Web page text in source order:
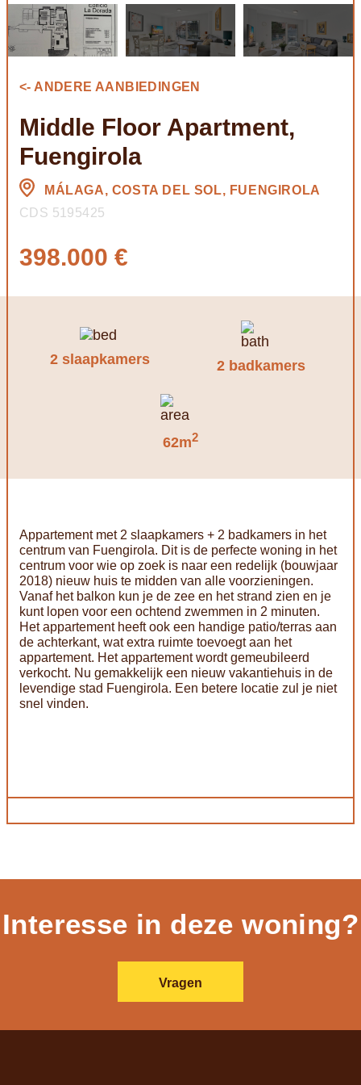
<- ANDERE AANBIEDINGEN
Middle Floor Apartment,
Fuengirola
MÁLAGA, COSTA DEL SOL, FUENGIROLA
CDS 5195425
398.000 €
2 slaapkamers 2 badkamers
62m2
Appartement met 2 slaapkamers + 2 badkamers in het
centrum van Fuengirola. Dit is de perfecte woning in het
centrum voor wie op zoek is naar een redelijk (bouwjaar
2018) nieuw huis te midden van alle voorzieningen.
Vanaf het balkon kun je de zee en het strand zien en je
kunt lopen voor een ochtend zwemmen in 2 minuten.
Het appartement heeft ook een handige patio/terras aan
de achterkant, wat extra ruimte toevoegt aan het
appartement. Het appartement wordt gemeubileerd
verkocht. Nu gemakkelijk een nieuw vakantiehuis in de
levendige stad Fuengirola. Een betere locatie zul je niet
snel vinden.
Interesse in deze woning?
Vragen